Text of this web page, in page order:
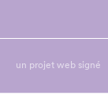
un projet web signé